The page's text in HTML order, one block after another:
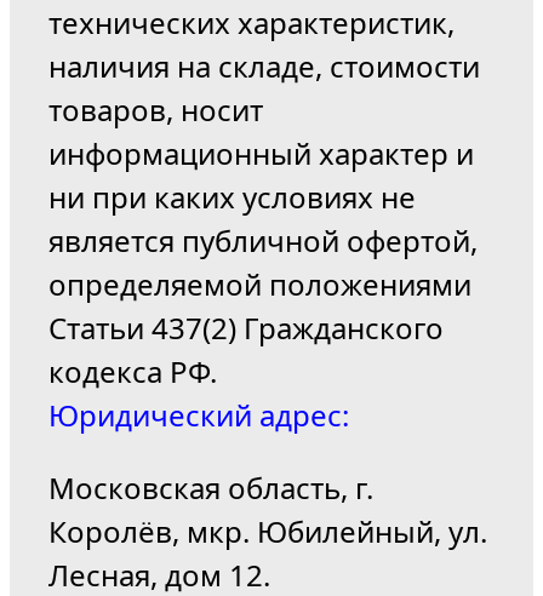
технических характеристик,
наличия на складе, стоимости
товаров, носит
информационный характер и
ни при каких условиях не
является публичной офертой,
определяемой положениями
Статьи 437(2) Гражданского
кодекса РФ.
Юридический адрес:
Московская область, г.
Королёв, мкр. Юбилейный, ул.
Лесная, дом 12.